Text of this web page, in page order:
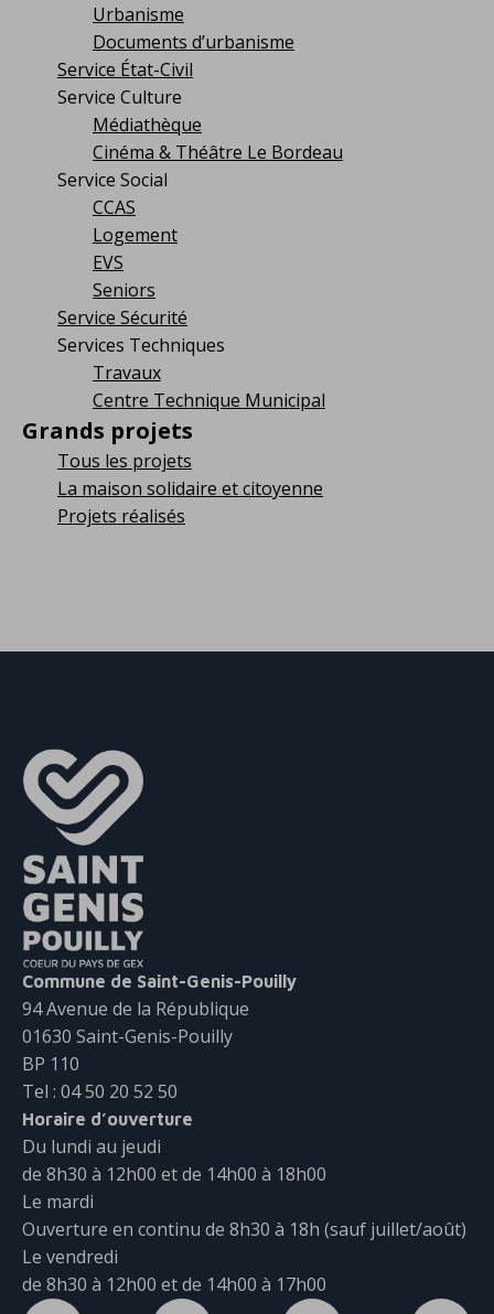
Urbanisme
Documents d’urbanisme
Service État-Civil
Service Culture
Médiathèque
Cinéma & Théâtre Le Bordeau
Service Social
CCAS
Logement
EVS
Seniors
Service Sécurité
Services Techniques
Travaux
Centre Technique Municipal
Grands projets
Tous les projets
La maison solidaire et citoyenne
Projets réalisés
Commune de Saint-Genis-Pouilly
94 Avenue de la République
01630 Saint-Genis-Pouilly
BP 110
Tel : 04 50 20 52 50
Horaire d’ouverture
Du lundi au jeudi
de 8h30 à 12h00 et de 14h00 à 18h00
Le mardi
Ouverture en continu de 8h30 à 18h (sauf juillet/août)
Le vendredi
de 8h30 à 12h00 et de 14h00 à 17h00